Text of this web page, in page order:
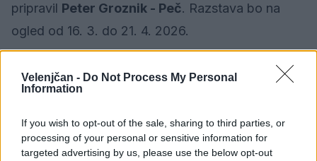
Velenjčan - Do Not Process My Personal
Information
If you wish to opt-out of the sale, sharing to third parties, or
processing of your personal or sensitive information for
targeted advertising by us, please use the below opt-out
pripravil Peter Groznik - Peč. Razstava bo na
ogled od 16. 3. do 21. 4. 2026.
Sončna stena Mestne knjižnice Velenje:
Neprespane noči
Razstava Mandal Marjane Pajenk